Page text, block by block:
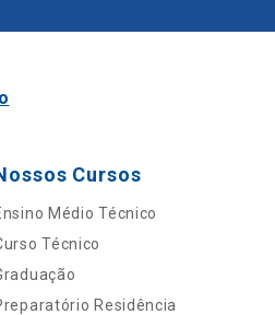
Cursos
Médio Técnico
Técnico
Residência